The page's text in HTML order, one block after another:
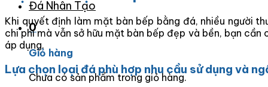
Đá Nhân Tạo
0
Giỏ hàng
Chưa có sản phẩm trong giỏ hàng.
Khi quyết định làm mặt bàn bếp bằng đá, nhiều người
chi phí mà vẫn sở hữu mặt bàn bếp đẹp và bền, bạn
áp dụng.
Lựa chọn loại đá phù hợp nhu cầu sử dụng và